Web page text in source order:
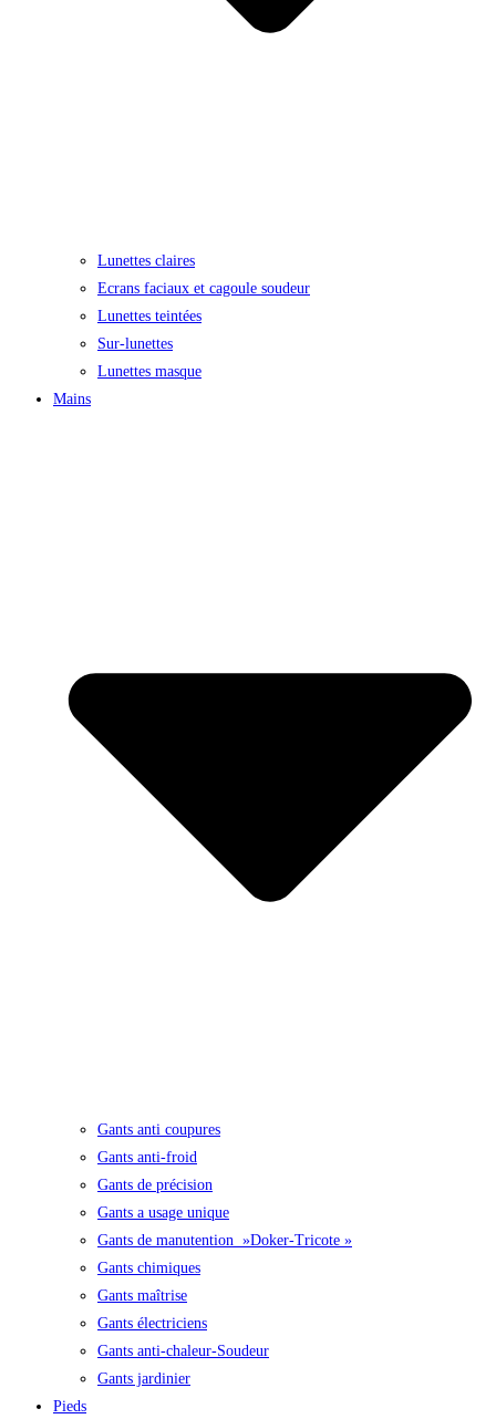
Lunettes claires
Ecrans faciaux et cagoule soudeur
Lunettes teintées
Sur-lunettes
Lunettes masque
Mains
Gants anti coupures
Gants anti-froid
Gants de précision
Gants a usage unique
Gants de manutention »Doker-Tricote »
Gants chimiques
Gants maîtrise
Gants électriciens
Gants anti-chaleur-Soudeur
Gants jardinier
Pieds